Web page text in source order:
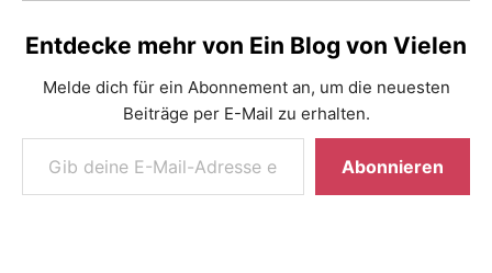
Entdecke mehr von Ein Blog von Vielen
Melde dich für ein Abonnement an, um die neuesten
Beiträge per E-Mail zu erhalten.
Gib deine E-Mail-Adresse ein ...
Abonnieren